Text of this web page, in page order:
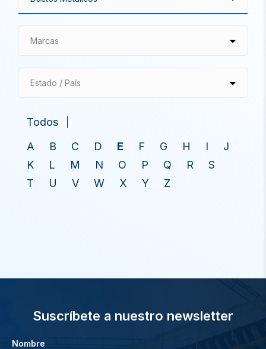
Marcas
Estado / País
Todos
A
B C D E F G H I
J
K
L M N O P Q R
S
T
U V W X Y Z
Suscríbete a nuestro newsletter
Nombre